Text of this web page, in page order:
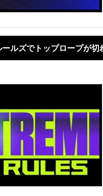
ルズでトップロープが切